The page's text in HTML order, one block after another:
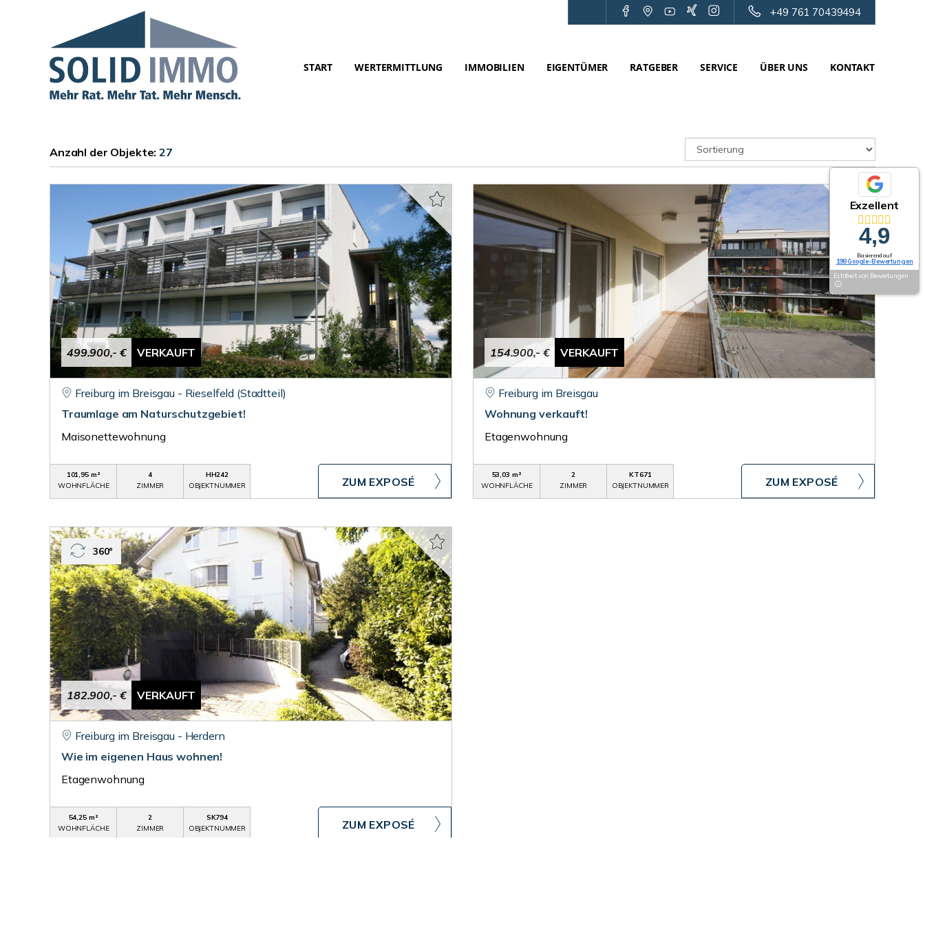
+49 761 70439494
START WERTERMITTLUNG IMMOBILIEN EIGENTÜMER RATGEBER SERVICE ÜBER UNS KONTAKT
Anzahl der Objekte:27
499.900,- € VERKAUFT
Freiburg im Breisgau - Rieselfeld (Stadtteil)
Traumlage am Naturschutzgebiet!
Maisonettewohnung
101,95 m²
WOHNFLÄCHE
4
ZIMMER
HH242
OBJEKTNUMMER
ZUM EXPOSÉ
154.900,- € VERKAUFT
Freiburg im Breisgau
Wohnung verkauft!
Etagenwohnung
53,03 m²
WOHNFLÄCHE
2
ZIMMER
KT671
OBJEKTNUMMER
ZUM EXPOSÉ
182.900,- € VERKAUFT
360°
Freiburg im Breisgau - Herdern
Wie im eigenen Haus wohnen!
Etagenwohnung
54,25 m²
WOHNFLÄCHE
2
ZIMMER
SK794
OBJEKTNUMMER
ZUM EXPOSÉ
Exzellent
4,9
Basierend auf
198 Google-Bewertungen
Echtheit von Bewertungen